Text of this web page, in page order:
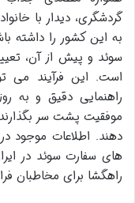
گردشگری، دیدار با
به این کشور را داشته
سوئد و پیش از آن،
است. این فرآیند می
راهنمایی دقیق و به
موفقیت پشت سر
دهند. اطلاعات موجود
های سفارت سوئد در
راهگشا برای مخاطبان